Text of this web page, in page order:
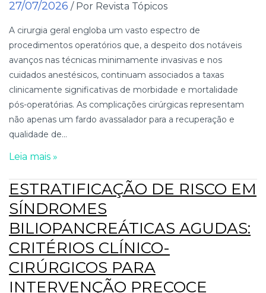
27/07/2026 / Por Revista Tópicos
A cirurgia geral engloba um vasto espectro de
procedimentos operatórios que, a despeito dos notáveis
avanços nas técnicas minimamente invasivas e nos
cuidados anestésicos, continuam associados a taxas
clinicamente significativas de morbidade e mortalidade
pós-operatórias. As complicações cirúrgicas representam
não apenas um fardo avassalador para a recuperação e
qualidade de...
Leia mais »
ESTRATIFICAÇÃO DE RISCO EM
SÍNDROMES
BILIOPANCREÁTICAS AGUDAS:
CRITÉRIOS CLÍNICO-
CIRÚRGICOS PARA
INTERVENÇÃO PRECOCE